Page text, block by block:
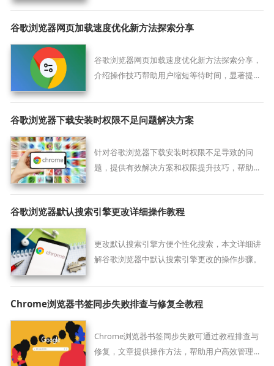
谷歌浏览器网页加载速度优化新方法探索分享
谷歌浏览器网页加载速度优化新方法探索分享，
介绍操作技巧帮助用户缩短等待时间，显著提升
谷歌浏览器下载安装时权限不足问题解决方案
针对谷歌浏览器下载安装时权限不足导致的问
题，提供有效解决方案和权限提升技巧，帮助用
谷歌浏览器默认搜索引擎更改详细操作教程
更改默认搜索引擎方便个性化搜索，本文详细讲
解谷歌浏览器中默认搜索引擎更改的操作步骤。
Chrome浏览器书签同步失败排查与修复全教程
Chrome浏览器书签同步失败可通过教程排查与
修复，文章提供操作方法，帮助用户高效管理和